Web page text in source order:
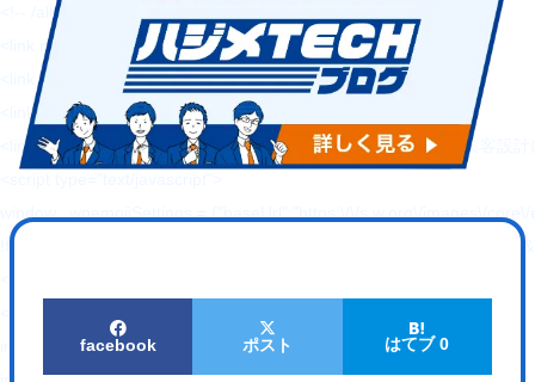
facebook ポスト はてブ 0
<!-- /all in one seo pack -->
<link rel='dns-prefetch' href='//s0.wp.com' />
<link rel='dns-prefetch' href='//cdn.jsdelivr.net' />
<link rel='dns-prefetch' href='//s.w.org' />
<link rel="alternate" type="application/rss+xml" title="【岡山】集客設
!function(e,a,t){var
img.wp-smiley,